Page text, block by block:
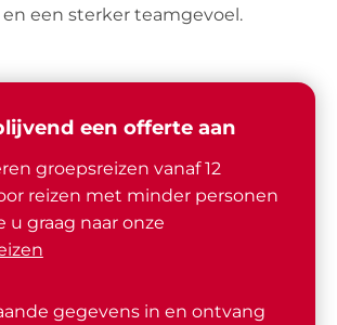
een sterker teamgevoel.
een offerte aan
groepsreizen vanaf 12
reizen met minder personen
u graag naar onze
gegevens in en ontvang